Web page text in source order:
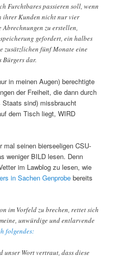
Furchtbares passieren soll, wenn
ihrer Kunden nicht nur vier
zu erstellen,
gefordert, ein halbes
zusätzlichen fünf Monate eine
Bürgers dar.
in meinen Augen) berechtigte
der Freiheit, die dann durch
Staats sind) missbraucht
dem Tisch liegt, WIRD
seinen bierseeligen CSU-
weniger BILD lesen. Denn
im Lawblog zu lesen, wie
in Sachen Genprobe bereits
im Vorfeld zu brechen, rettet sich
unwürdige und entlarvende
folgendes:
unser Wort vertraut, dass diese